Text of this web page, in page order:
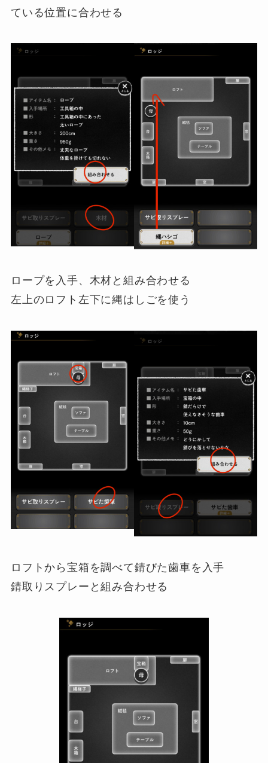
ている位置に合わせる
ロープを入手、木材と組み合わせる
左上のロフト左下に縄はしごを使う
ロフトから宝箱を調べて錆びた歯車を入手
錆取りスプレーと組み合わせる